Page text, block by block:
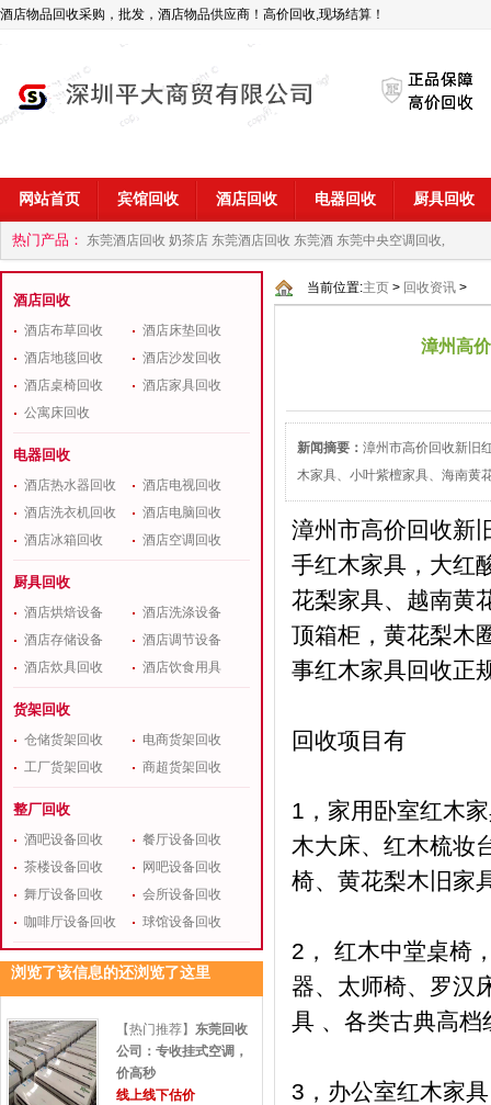
酒店物品回收采购，批发，酒店物品供应商！高价回收,现场结算！
网站首页 宾馆回收 酒店回收 电器回收 厨具回收
热门产品： 东莞酒店回收 奶茶店 东莞酒店回收 东莞酒 东莞中央空调回收,
商 深圳酒店用品回收公司
酒店回收
酒店布草回收
酒店床垫回收
酒店地毯回收
酒店沙发回收
酒店桌椅回收
酒店家具回收
公寓床回收
电器回收
酒店热水器回收
酒店电视回收
酒店洗衣机回收
酒店电脑回收
酒店冰箱回收
酒店空调回收
厨具回收
酒店烘焙设备
酒店洗涤设备
酒店存储设备
酒店调节设备
酒店炊具回收
酒店饮食用具
货架回收
仓储货架回收
电商货架回收
工厂货架回收
商超货架回收
整厂回收
酒吧设备回收
餐厅设备回收
茶楼设备回收
网吧设备回收
舞厅设备回收
会所设备回收
咖啡厅设备回收
球馆设备回收
浏览了该信息的还浏览了这里
【热门推荐】 东莞回收
公司：专收挂式空调，
价高秒
线上线下估价
当前位置:主页 > 回收资讯 >
漳州高
新闻摘要： 漳州市高价回收新旧
木家具、小叶紫檀家具、海南黄
漳州市高价回收新
手红木家具，大红
花梨家具、越南黄
顶箱柜，黄花梨木
事红木家具回收正
回收项目有
1，家用卧室红木
木大床、红木梳妆
椅、黄花梨木旧家
2， 红木中堂桌椅
器、太师椅、罗汉
具 、各类古典高档
3，办公室红木家